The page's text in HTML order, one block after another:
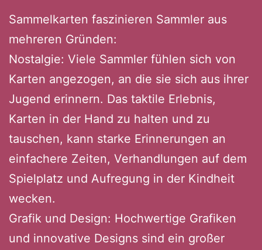
Sammelkarten faszinieren Sammler aus
mehreren Gründen:
Nostalgie: Viele Sammler fühlen sich von
Karten angezogen, an die sie sich aus ihrer
Jugend erinnern. Das taktile Erlebnis,
Karten in der Hand zu halten und zu
tauschen, kann starke Erinnerungen an
einfachere Zeiten, Verhandlungen auf dem
Spielplatz und Aufregung in der Kindheit
wecken.
Grafik und Design: Hochwertige Grafiken
und innovative Designs sind ein großer